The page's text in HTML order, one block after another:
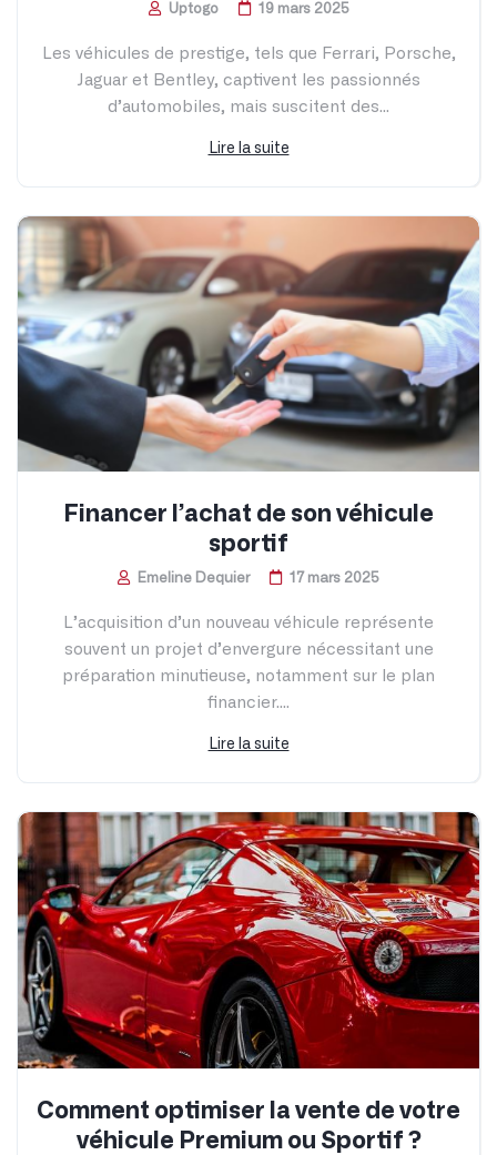
Uptogo 19 mars 2025
Les véhicules de prestige, tels que Ferrari, Porsche,
Jaguar et Bentley, captivent les passionnés
d’automobiles, mais suscitent des...
Lire la suite
Financer l’achat de son véhicule
sportif
Emeline Dequier 17 mars 2025
L’acquisition d’un nouveau véhicule représente
souvent un projet d’envergure nécessitant une
préparation minutieuse, notamment sur le plan
financier....
Lire la suite
Comment optimiser la vente de votre
véhicule Premium ou Sportif ?